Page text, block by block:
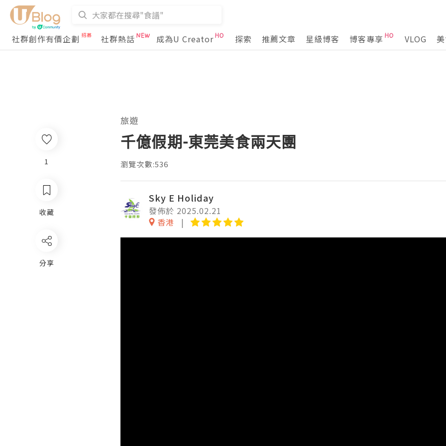
社群創作有價企劃
社群熱話 成為U Creator 探索 推薦文章 星級博客 博客專享 VLOG
旅遊
千億假期-東莞美食兩天團
瀏覽次數:536
Sky E Holiday
發佈於 2025.02.21
香港
1
收藏
分享